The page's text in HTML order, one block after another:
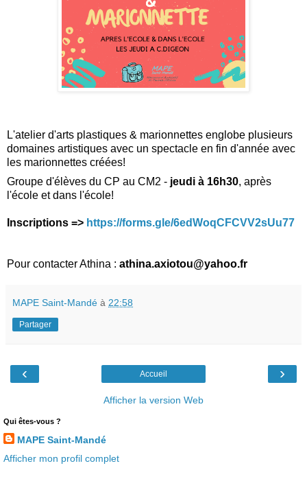
L'atelier d'arts plastiques & marionnettes englobe plusieurs
domaines artistiques avec un spectacle en fin d'année avec
les marionnettes créées!
Groupe d'élèves du CP au CM2 - jeudi à 16h30, après
l'école et dans l'école!
Inscriptions => https://forms.gle/6edWoqCFCVV2sUu77
Pour contacter Athina : athina.axiotou@yahoo.fr
MAPE Saint-Mandé à 22:58
Partager
‹ ›
Accueil
Afficher la version Web
Qui êtes-vous ?
MAPE Saint-Mandé
Afficher mon profil complet